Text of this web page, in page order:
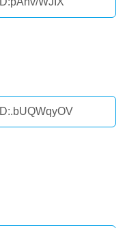
ID:.bUQWqyOV